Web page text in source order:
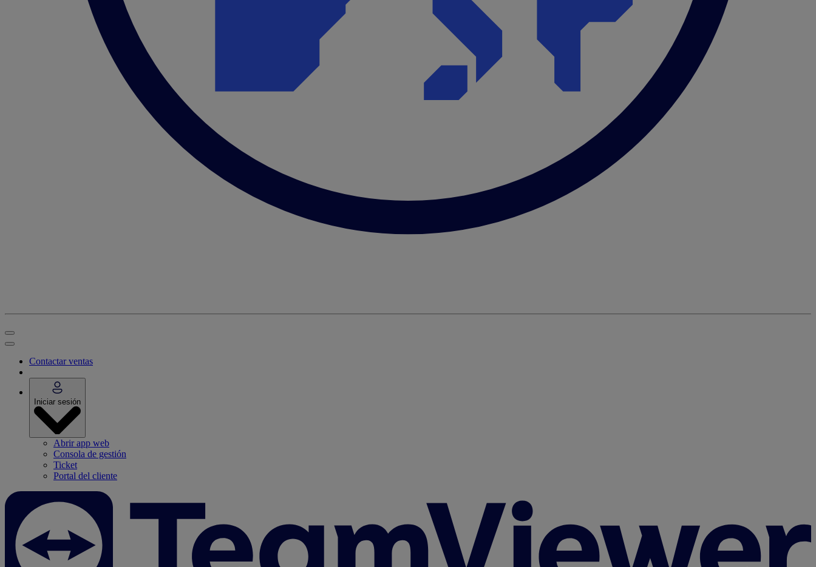
Contactar ventas
Iniciar sesión
Abrir app web
Consola de gestión
Ticket
Portal del cliente